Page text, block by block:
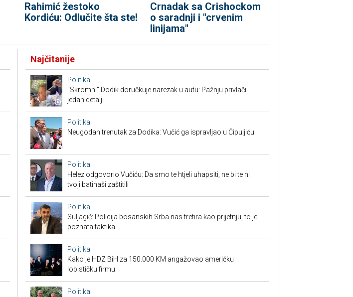
Rahimić žestoko
Kordiću: Odlučite šta ste!
Crnadak sa Crishockom
o saradnji i "crvenim
linijama"
Najčitanije
Politika
"Skromni" Dodik doručkuje narezak u autu: Pažnju privlači
jedan detalj
Politika
Neugodan trenutak za Dodika: Vučić ga ispravljao u Čipuljiću
Politika
Helez odgovorio Vučiću: Da smo te htjeli uhapsiti, ne bi te ni
tvoji batinaši zaštitili
Politika
Suljagić: Policija bosanskih Srba nas tretira kao prijetnju, to je
poznata taktika
Politika
Kako je HDZ BiH za 150.000 KM angažovao američku
lobističku firmu
Politika